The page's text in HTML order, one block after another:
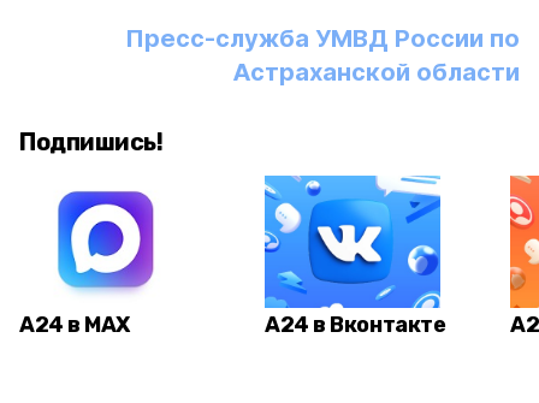
Пресс-служба УМВД России по
Астраханской области
Подпишись!
А24 в MAX А24 в Вконтакте